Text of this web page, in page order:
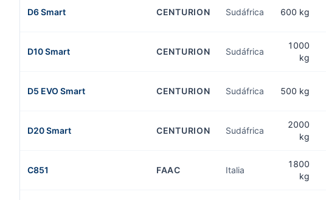
D6 Smart CENTURION Sudáfrica 600 kg
D10 Smart CENTURION Sudáfrica
1000
kg
D5 EVO Smart CENTURION Sudáfrica 500 kg
D20 Smart CENTURION Sudáfrica
2000
kg
C851 FAAC Italia
1800
kg